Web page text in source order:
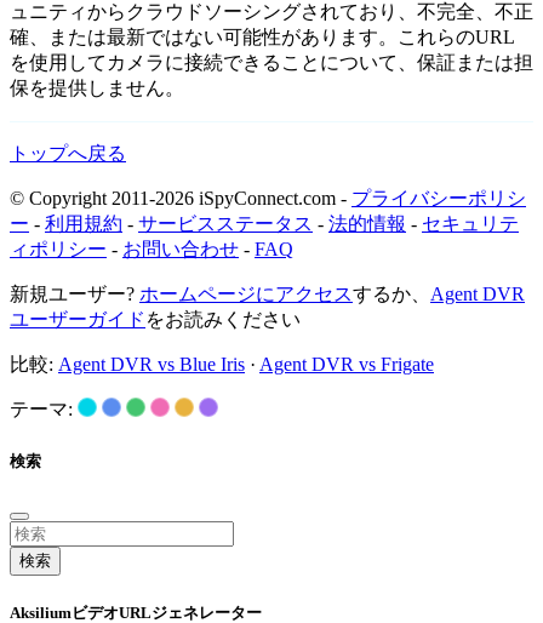
ュニティからクラウドソーシングされており、不完全、不正
確、または最新ではない可能性があります。これらのURL
を使用してカメラに接続できることについて、保証または担
保を提供しません。
トップへ戻る
© Copyright 2011-2026 iSpyConnect.com - プライバシーポリシ
ー - 利用規約 - サービスステータス - 法的情報 - セキュリテ
ィポリシー - お問い合わせ - FAQ
新規ユーザー? ホームページにアクセスするか、 Agent DVR
ユーザーガイド をお読みください
比較: Agent DVR vs Blue Iris · Agent DVR vs Frigate
テーマ:
検索
検索
AksiliumビデオURLジェネレーター